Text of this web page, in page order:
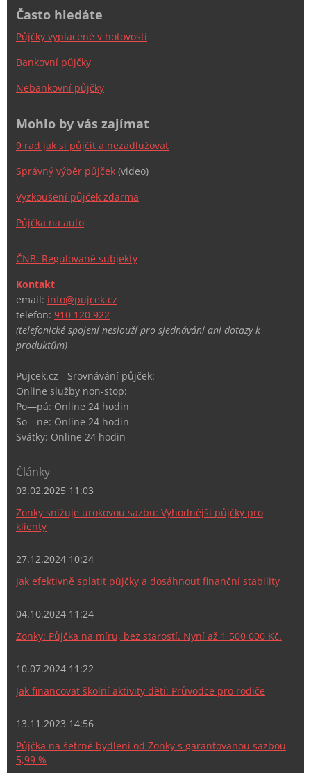
Často hledáte
Půjčky vyplacené v hotovosti
Bankovní půjčky
Nebankovní půjčky
Mohlo by vás zajímat
9 rad jak si půjčit a nezadlužovat
Správný výběr půjček (video)
Vyzkoušení půjček zdarma
Půjčka na auto
ČNB: Regulované subjekty
Kontakt
email: info@pujcek.cz
telefon: 910 120 922
(telefonické spojení neslouží pro sjednávání ani dotazy k
produktům)
Pujcek.cz - Srovnávání půjček:
Online služby non-stop:
Po—pá: Online 24 hodin
So—ne: Online 24 hodin
Svátky: Online 24 hodin
Články
03.02.2025 11:03
Zonky snižuje úrokovou sazbu: Výhodnější půjčky pro
klienty
27.12.2024 10:24
Jak efektivně splatit půjčky a dosáhnout finanční stability
04.10.2024 11:24
Zonky: Půjčka na míru, bez starostí. Nyní až 1 500 000 Kč.
10.07.2024 11:22
Jak financovat školní aktivity dětí: Průvodce pro rodiče
13.11.2023 14:56
Půjčka na šetrné bydlení od Zonky s garantovanou sazbou
5,99 %